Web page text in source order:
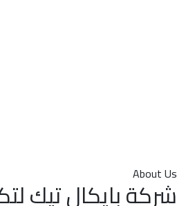
About Us
شركة بايكال تيك